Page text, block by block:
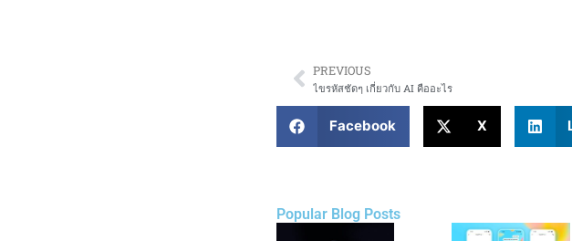
Prev
PREVIOUS
ไขรหัสชัดๆ เกี่ยวกับ AI คืออะไร
Facebook X
Popular Blog Posts